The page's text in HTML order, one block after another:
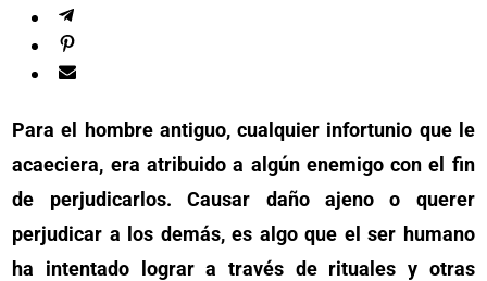
Para el hombre antiguo, cualquier infortunio que le
acaeciera, era atribuido a algún enemigo con el fin
de perjudicarlos. Causar daño ajeno o querer
perjudicar a los demás, es algo que el ser humano
ha intentado lograr a través de rituales y otras